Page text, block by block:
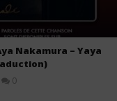
Nakamura – Yaya
0